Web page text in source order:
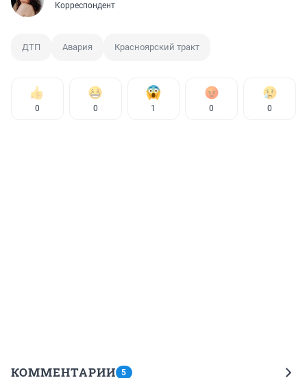
Корреспондент
ДТП Авария Красноярский тракт
0 0 1 0 0
КОММЕНТАРИИ 5